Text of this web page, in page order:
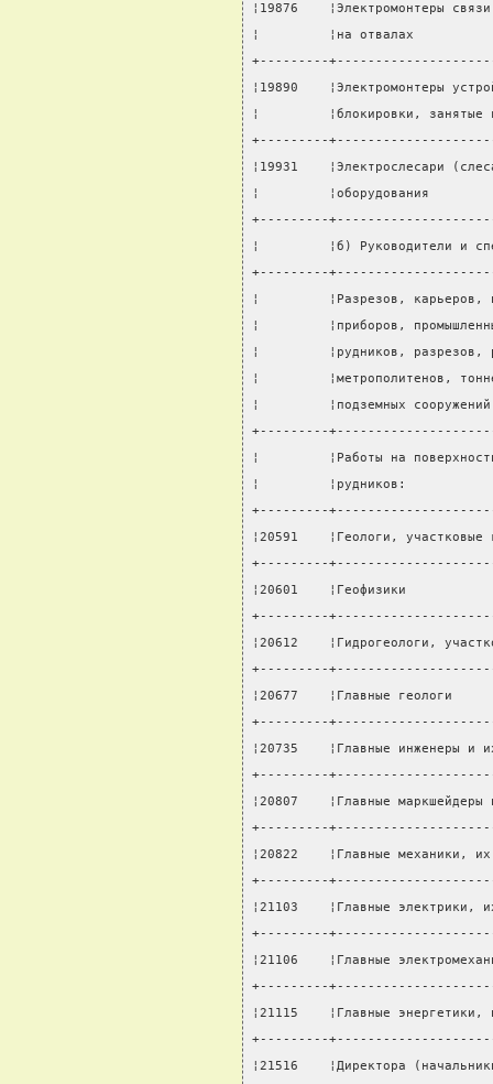
¦19876    ¦Электромонтеры
¦         ¦на отвалах
+---------
¦19890    ¦Электромонтеры
¦         ¦блокировки, занятые
+---------
¦19931    ¦Электрослесари
¦
+---------
¦         ¦б) Руководители
+---------
¦         ¦Разрезов, карьеров,
¦         ¦приборов,
¦         ¦рудников, разрезов,
¦         ¦метрополитенов,
¦         ¦подземных
+---------
¦         ¦Работы на
¦         ¦рудников:
+---------
¦20591    ¦Геологи,
+---------
¦20601    ¦Геофизики
+---------
¦20612    ¦Гидрогеологи,
+---------
¦20677    ¦Главные
+---------
¦20735    ¦Главные инженеры
+---------
¦20807    ¦Главные
+---------
¦20822    ¦Главные механики,
+---------
¦21103    ¦Главные
+---------
¦21106    ¦Главные
+---------
¦21115    ¦Главные
+---------
¦21516    ¦Директора